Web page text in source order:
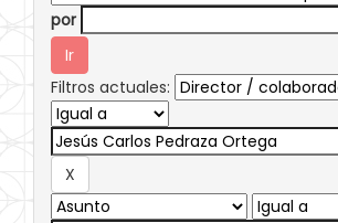
por
Filtros actuales: